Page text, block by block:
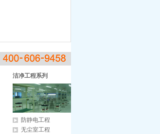
洁净工程系列
防静电工程
无尘室工程